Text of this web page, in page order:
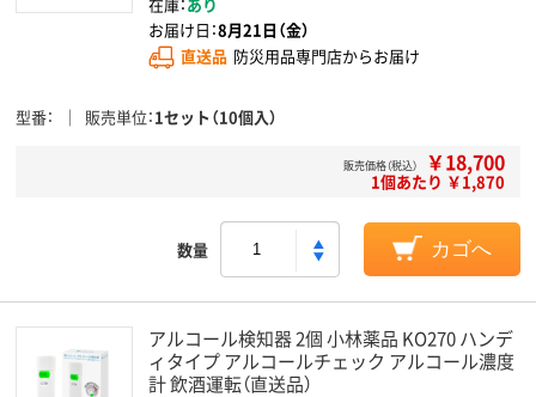
お届け日：8月21日（金）
直送品 防災用品専門店からお届け
型番 販売単位 1セット（10個入）
販売価格（税込） ￥18,700
1個あたり ￥1,870
数量 カゴへ
アルコール検知器 2個 小林薬品 KO270 ハンデ
ィタイプ アルコールチェック アルコール濃度
計 飲酒運転（直送品）